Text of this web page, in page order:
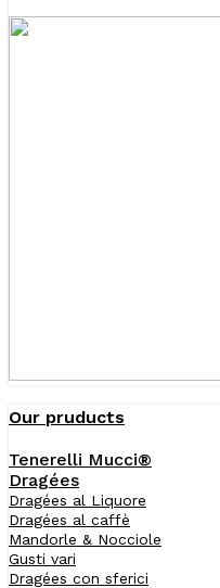
Our pruducts
Tenerelli Mucci®
Dragées
Dragées al Liquore
Dragées al caffè
Mandorle & Nocciole
Gusti vari
Dragées con sferici